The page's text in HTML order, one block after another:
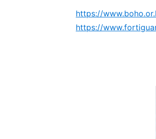
https://
https://